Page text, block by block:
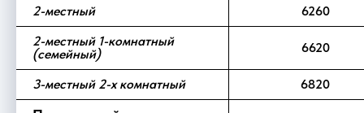
2-местный
6260
2-местный 1-комнатный
(семейный)
6620
3-местный 2-х комнатный 6820